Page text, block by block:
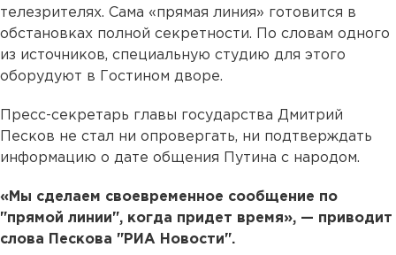
телезрителях. Сама «прямая линия» готовится в
обстановках полной секретности. По словам одного
из источников, специальную студию для этого
оборудуют в Гостином дворе.
Пресс-секретарь главы государства Дмитрий
Песков не стал ни опровергать, ни подтверждать
информацию о дате общения Путина с народом.
«Мы сделаем своевременное сообщение по
"прямой линии", когда придет время», — приводит
слова Пескова "РИА Новости".